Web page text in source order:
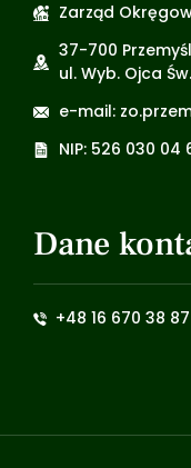
Zarząd
37-700 Przemyśl
ul. Wyb. Ojca
e-mail:
NIP: 526 030 04
Dane
+48 16 670 38 87